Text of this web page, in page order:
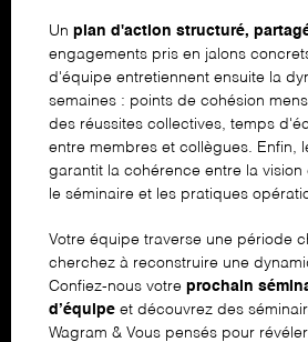
Un plan d'action structuré,
engagements pris en jalons
d'équipe entretiennent ensuite la
semaines : points de cohésion
des réussites collectives, temps
entre membres et collègues. Enfin,
garantit la cohérence entre la
le séminaire et les pratiques
Votre équipe traverse une période
cherchez à reconstruire une
Confiez-nous votre prochain
d’équipe et découvrez des
Wagram & Vous pensés pour